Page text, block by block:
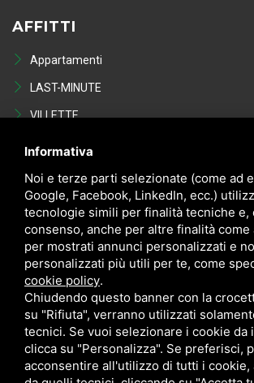
AFFITTI
Appartamenti
LAST-MINUTE
VILLETTE
Last Minute
VENDITE
Appartamenti
VILLETTE
NEGOZI
POSTI AUTO - GARAGE
Occasioni in vendita
Informativa
Noi e terze parti selezionate (come ad
Google, Facebook, LinkedIn, ecc.)
tecnologie simili per finalità tecniche e,
consenso, anche per altre finalità come
per mostrati annunci personalizzati e
personalizzati più utili per te, come
cookie policy.
Chiudendo questo banner con la
su "Rifiuta", verranno utilizzati
tecnici. Se vuoi selezionare i cookie da
clicca su "Personalizza". Se preferisci,
acconsentire all'utilizzo di tutti i cookie,